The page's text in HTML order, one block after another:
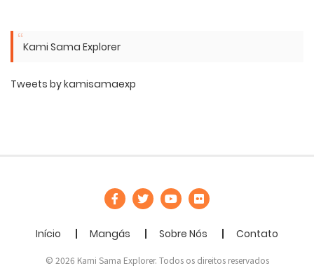
Kami Sama Explorer
Tweets by kamisamaexp
Início Mangás Sobre Nós Contato
© 2026 Kami Sama Explorer. Todos os direitos reservados